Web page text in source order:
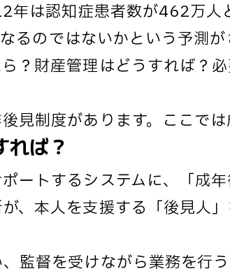
年は認知症患者数が462万
のではないかという予測が
？財産管理はどうすれば？
見制度があります。ここで
ば？
ートするシステムに、「成年
、本人を支援する「後見人
監督を受けながら業務を行